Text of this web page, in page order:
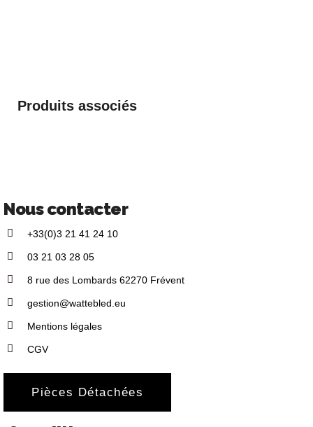
Produits associés
Nous contacter
+33(0)3 21 41 24 10
03 21 03 28 05
8 rue des Lombards 62270 Frévent
gestion@wattebled.eu
Mentions légales
CGV
Pièces Détachées